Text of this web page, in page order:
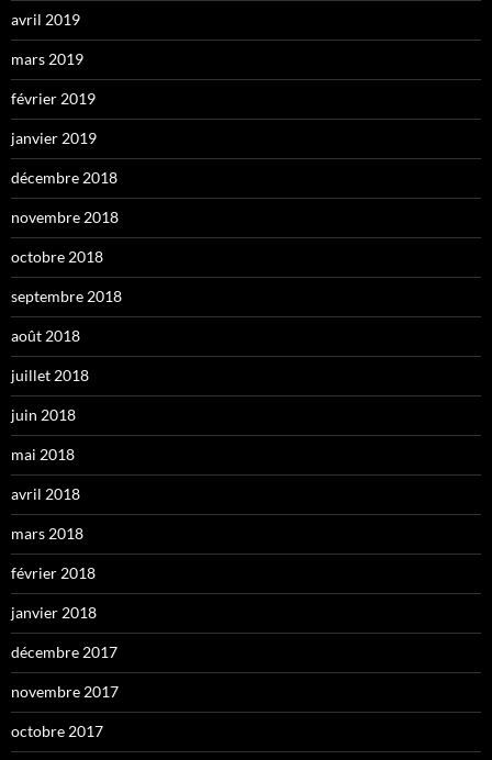
avril 2019
mars 2019
février 2019
janvier 2019
décembre 2018
novembre 2018
octobre 2018
septembre 2018
août 2018
juillet 2018
juin 2018
mai 2018
avril 2018
mars 2018
février 2018
janvier 2018
décembre 2017
novembre 2017
octobre 2017